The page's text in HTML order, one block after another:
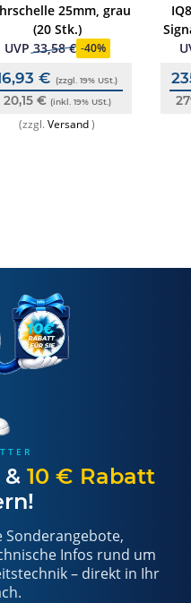
25mm, grau
(20 Stk.)
UVP33,58 € -40%
€ (zzgl. 19% USt.)
20,15 € (inkl. 19% USt.)
(zzgl.Versand)
10 € Rabatt
Sonderangebote,
Infos rund um
– direkt in Ihr